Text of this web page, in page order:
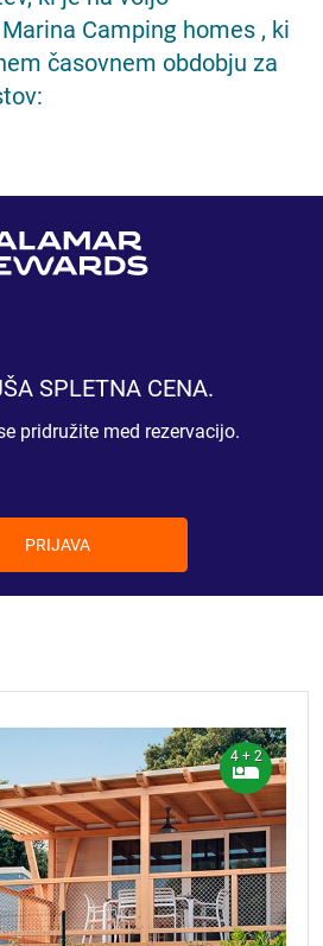
Camping homes , ki
časovnem obdobju za
SPLETNA CENA.
pridružite med rezervacijo.
PRIJAVA
4 + 2